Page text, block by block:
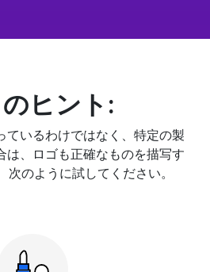
ヒント:
ているわけではなく、特定の製
は、ロゴも正確なものを描写す
次のように試してください。